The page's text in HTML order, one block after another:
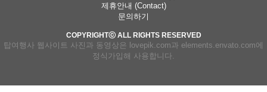
제휴안내 (Contact)
문의하기
COPYRIGHTⓒ ALL RIGHTS RESERVED
탑여행사 웹사이트 사진과 동영상은 lovepik.com과 elements.envato.com에
정식가입해 사용합니다.